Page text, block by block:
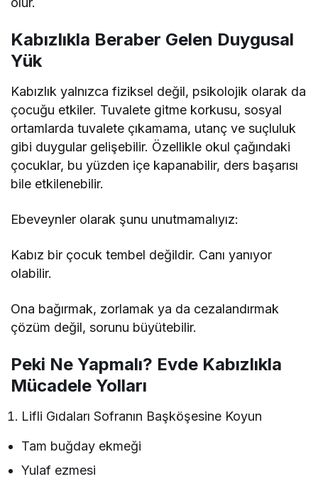
Kabızlıkla Beraber Gelen Duygusal
Yük
Kabızlık yalnızca fiziksel değil, psikolojik olarak da
çocuğu etkiler. Tuvalete gitme korkusu, sosyal
ortamlarda tuvalete çıkamama, utanç ve suçluluk
gibi duygular gelişebilir. Özellikle okul çağındaki
çocuklar, bu yüzden içe kapanabilir, ders başarısı
bile etkilenebilir.
Ebeveynler olarak şunu unutmamalıyız:
Kabız bir çocuk tembel değildir. Canı yanıyor
olabilir.
Ona bağırmak, zorlamak ya da cezalandırmak
çözüm değil, sorunu büyütebilir.
Peki Ne Yapmalı? Evde Kabızlıkla
Mücadele Yolları
Lifli Gıdaları Sofranın Başköşesine Koyun
Tam buğday ekmeği
Yulaf ezmesi